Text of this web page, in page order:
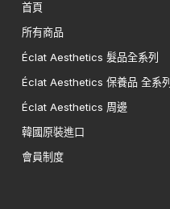
首頁
所有商品
Éclat Aesthetics 髮品全系列
Éclat Aesthetics 保養品 全系列
Éclat Aesthetics 周邊
韓國原裝進口
會員制度